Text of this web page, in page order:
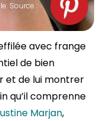
Source :
avec frange
de bien
et de lui montrer
qu’il comprenne
Marjan,